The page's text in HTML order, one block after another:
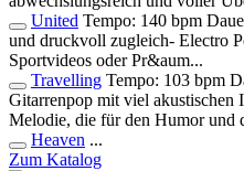
United Tempo: 140 bpm
und druckvoll zugleich- Electro
Sportvideos oder Pr&aum...
Travelling Tempo: 103 bpm
Gitarrenpop mit viel akustischen
Melodie, die für den Humor und
Heaven ...
Zum Katalog